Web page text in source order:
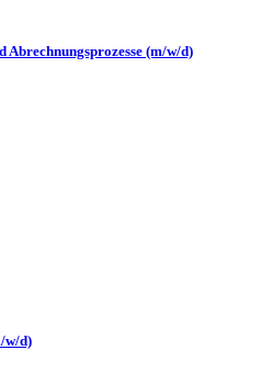
(m/w/d)
w/d)